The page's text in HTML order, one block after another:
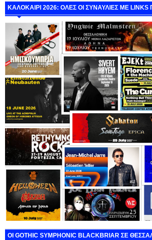
ΚΑΛΟΚΑΙΡΙ 2026: ΟΛΕΣ ΟΙ ΣΥΝΑΥΛΙΕΣ ΜΕ LINKS
ΟΙ GOTHIC SYMPHONIC BLACKBRIAR ΣΕ